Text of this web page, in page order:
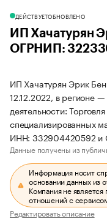
ДЕЙСТВУЕТОБНОВЛЕНО
ИП Хачатурян
ОГРНИП:
ИП Хачатурян Эрик
12.12.2022, в регионе
деятельности:
специализированных
ИНН: 332904420592
Данные получены из
Информация носит
основании данных из
Компания не
отношений с
Редактировать описание